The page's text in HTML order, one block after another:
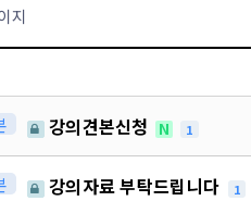
지
강의견본신청 N 1
강의자료 부탁드립니다 1